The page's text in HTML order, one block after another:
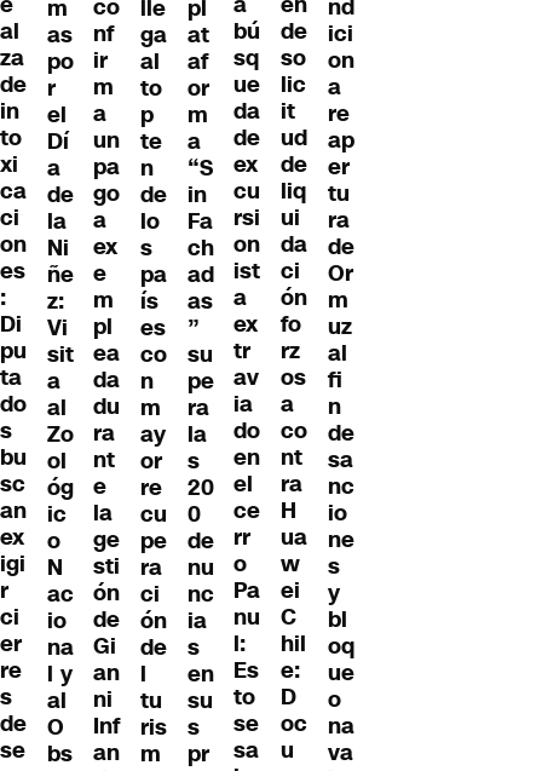
al
za
de
in
to
xi
ca
ci
on
es
:
Di
pu
ta
do
s
bu
sc
an
ex
igi
r
ci
er
re
s
de
se
m
as
po
r
el
Dí
a
de
la
Ni
ñe
z:
Vi
sit
a
al
Zo
ol
óg
ic
o
N
ac
io
na
l y
al
O
bs
co
nf
ir
m
a
un
pa
go
a
ex
e
m
pl
ea
da
du
ra
nt
e
la
ge
sti
ón
de
Gi
an
ni
Inf
an
lle
ga
al
to
p
te
n
de
lo
s
pa
ís
es
co
n
m
ay
or
re
cu
pe
ra
ci
ón
de
l
tu
ris
m
pl
at
af
or
m
a
“S
in
Fa
ch
ad
as
”
su
pe
ra
la
s
20
0
de
nu
nc
ia
s
en
su
s
pr
bú
sq
ue
da
de
ex
cu
rsi
on
ist
a
ex
tr
av
ia
do
en
el
ce
rr
o
Pa
nu
l:
Es
to
se
sa
de
so
lic
it
ud
de
liq
ui
da
ci
ón
fo
rz
os
a
co
nt
ra
H
ua
w
ei
C
hil
e:
D
oc
u
nd
ici
on
a
re
ap
er
tu
ra
de
Or
m
uz
al
fi
n
de
sa
nc
io
ne
s
y
bl
oq
ue
o
na
va